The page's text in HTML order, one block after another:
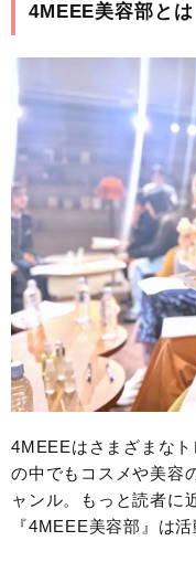
4MEEE美容部とは
4MEEEはさまざまな
の中でもコスメや美容
ャンル。もっと読者に
『4MEEE美容部』は